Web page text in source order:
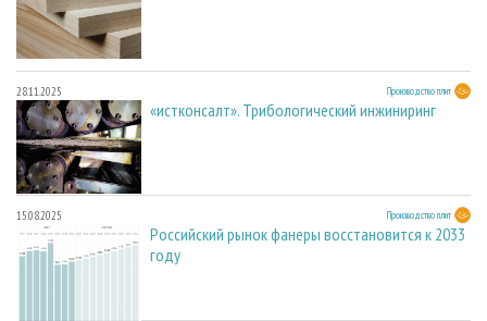
28.11.2025 Производство плит
«истконсалт». Трибологический инжиниринг
15.08.2025 Производство плит
Российский рынок фанеры восстановится к 2033
году